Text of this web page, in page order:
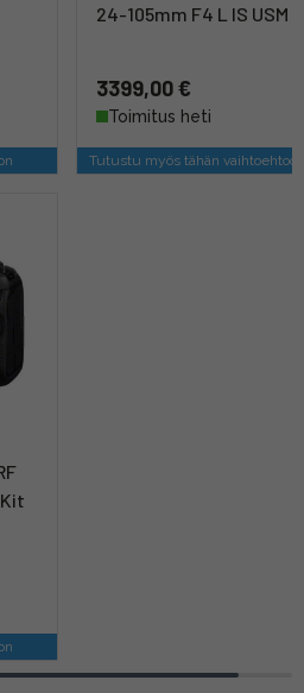
24-105mm F4 L IS USM
3399,00 €
Toimitus heti
Tutustu myös tähän